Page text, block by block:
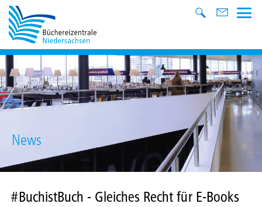
News
#BuchistBuch - Gleiches Recht für E-Books